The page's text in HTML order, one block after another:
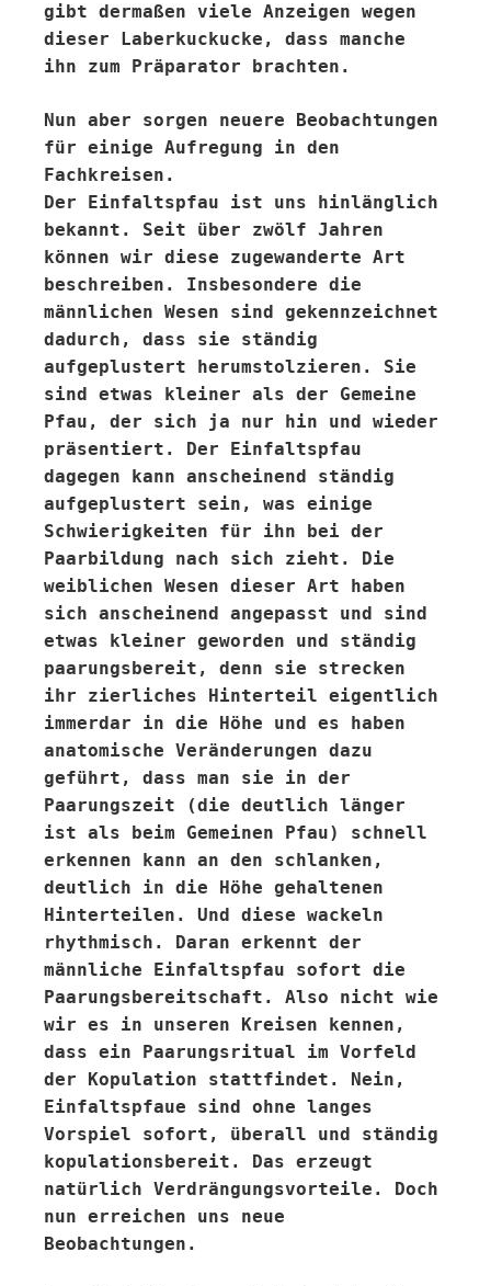
gibt dermaßen viele Anzeigen wegen
dieser Laberkuckucke, dass manche
ihn zum Präparator brachten.
Nun aber sorgen neuere Beobachtungen
für einige Aufregung in den
Fachkreisen.
Der Einfaltspfau ist uns hinlänglich
bekannt. Seit über zwölf Jahren
können wir diese zugewanderte Art
beschreiben. Insbesondere die
männlichen Wesen sind gekennzeichnet
dadurch, dass sie ständig
aufgeplustert herumstolzieren. Sie
sind etwas kleiner als der Gemeine
Pfau, der sich ja nur hin und wieder
präsentiert. Der Einfaltspfau
dagegen kann anscheinend ständig
aufgeplustert sein, was einige
Schwierigkeiten für ihn bei der
Paarbildung nach sich zieht. Die
weiblichen Wesen dieser Art haben
sich anscheinend angepasst und sind
etwas kleiner geworden und ständig
paarungsbereit, denn sie strecken
ihr zierliches Hinterteil eigentlich
immerdar in die Höhe und es haben
anatomische Veränderungen dazu
geführt, dass man sie in der
Paarungszeit (die deutlich länger
ist als beim Gemeinen Pfau) schnell
erkennen kann an den schlanken,
deutlich in die Höhe gehaltenen
Hinterteilen. Und diese wackeln
rhythmisch. Daran erkennt der
männliche Einfaltspfau sofort die
Paarungsbereitschaft. Also nicht wie
wir es in unseren Kreisen kennen,
dass ein Paarungsritual im Vorfeld
der Kopulation stattfindet. Nein,
Einfaltspfaue sind ohne langes
Vorspiel sofort, überall und ständig
kopulationsbereit. Das erzeugt
natürlich Verdrängungsvorteile. Doch
nun erreichen uns neue
Beobachtungen.